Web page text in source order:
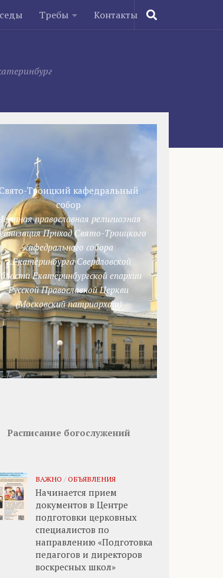
Требы Контакты
Троицкий кафедральный
собор
православная религиозная
Приход Свято-Троицкого
кафедрального собора
г.Екатеринбурга Свердловской
Екатеринбургской епархии
Русской Православной Церкви
(Московский патриархат)
Расписание богослужений
ВАЖНО / ОБЪЯВЛЕНИЯ
Начинается прием
документов в Центре
подготовки церковных
специалистов по
направлению «Подготовка
педагогов и директоров
воскресных школ»